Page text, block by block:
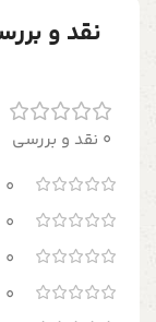
نقد و
0 نقد و بررسی
0
0
0
0